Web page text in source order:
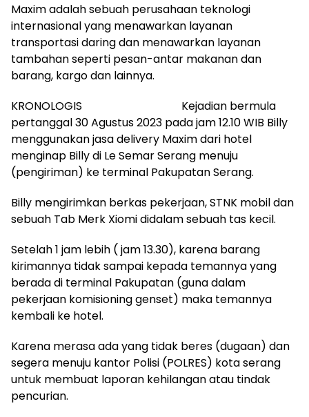
Maxim adalah sebuah perusahaan teknologi
internasional yang menawarkan layanan
transportasi daring dan menawarkan layanan
tambahan seperti pesan-antar makanan dan
barang, kargo dan lainnya.
KRONOLOGIS Kejadian bermula
pertanggal 30 Agustus 2023 pada jam 12.10 WIB Billy
menggunakan jasa delivery Maxim dari hotel
menginap Billy di Le Semar Serang menuju
(pengiriman) ke terminal Pakupatan Serang.
Billy mengirimkan berkas pekerjaan, STNK mobil dan
sebuah Tab Merk Xiomi didalam sebuah tas kecil.
Setelah 1 jam lebih ( jam 13.30), karena barang
kirimannya tidak sampai kepada temannya yang
berada di terminal Pakupatan (guna dalam
pekerjaan komisioning genset) maka temannya
kembali ke hotel.
Karena merasa ada yang tidak beres (dugaan) dan
segera menuju kantor Polisi (POLRES) kota serang
untuk membuat laporan kehilangan atau tindak
pencurian.